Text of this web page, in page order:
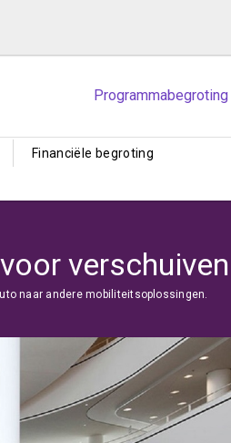
Programmabegroting
Financiële begroting
naar andere mobiliteitsoplossingen.